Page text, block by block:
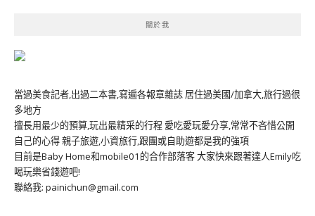
關於我
當過美食記者,出過二本書,寫遍各報章雜誌 居住過美國/加拿大,旅行過很
多地方
擅長用最少的預算,玩出最精采的行程 愛吃愛玩愛分享,常常不吝惜公開
自己的心得 親子旅遊,小資旅行,跟團或自助遊都是我的強項
目前是Baby Home和mobile01的合作部落客 大家快來跟著達人Emily吃
喝玩樂省錢遊吧!
聯絡我: painichun@gmail.com